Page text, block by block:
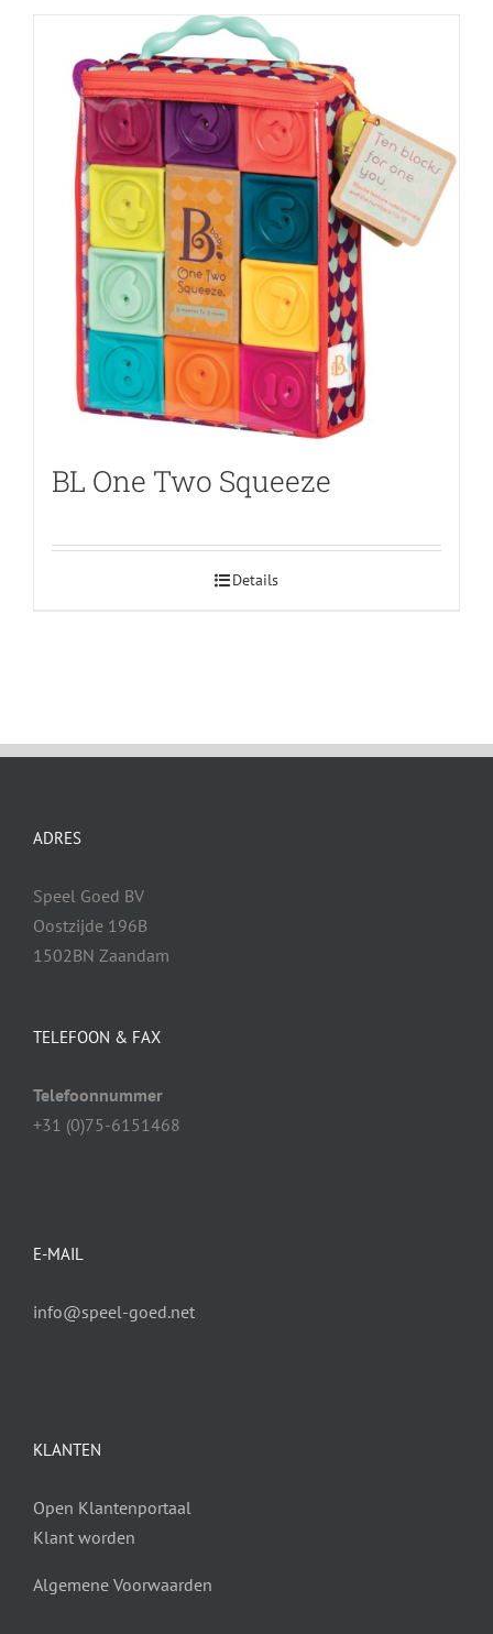
BL One Two Squeeze
Details
ADRES
Speel Goed BV
Oostzijde 196B
1502BN Zaandam
TELEFOON & FAX
Telefoonnummer
+31 (0)75-6151468
E-MAIL
info@speel-goed.net
KLANTEN
Open Klantenportaal
Klant worden
Algemene Voorwaarden